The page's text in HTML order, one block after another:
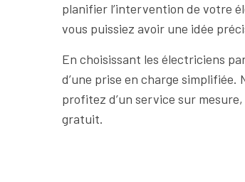
planifier l’intervention de votre
vous puissiez avoir une idée
En choisissant les électriciens
d’une prise en charge
profitez d’un service sur
gratuit.